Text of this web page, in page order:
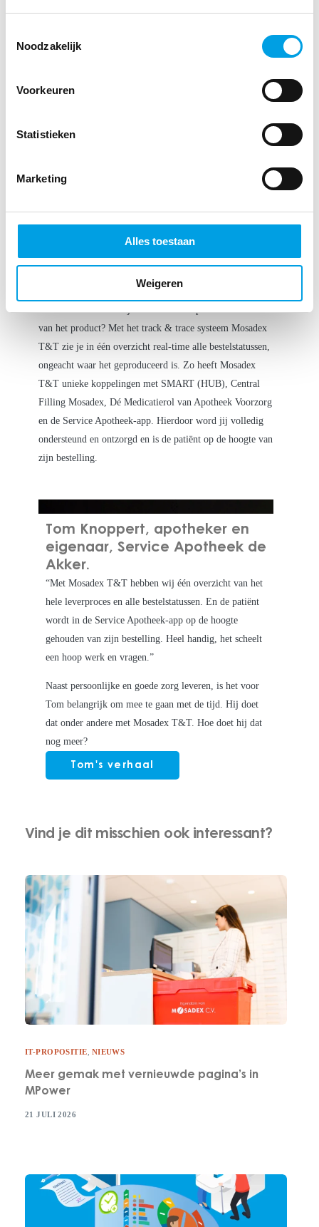
Noodzakelijk
Voorkeuren
Statistieken
Marketing
Alles toestaan
Weigeren
“De overgang om meer planbare orders in te sturen
besparen nu tijd en ik kan duidelijke afspraken maken
Filling Mosadex door te werken met planbare orders.
van het product? Met het track & trace systeem Mosadex
T&T zie je in één overzicht real-time alle bestelstatussen,
ongeacht waar het geproduceerd is. Zo heeft Mosadex
T&T unieke koppelingen met SMART (HUB), Central
Filling Mosadex, Dé Medicatierol van Apotheek Voorzorg
en de Service Apotheek-app. Hierdoor word jij volledig
ondersteund en ontzorgd en is de patiënt op de hoogte van
zijn bestelling.
Tom Knoppert, apotheker en
eigenaar, Service Apotheek de
Akker.
“Met Mosadex T&T hebben wij één overzicht van het
hele leverproces en alle bestelstatussen. En de patiënt
wordt in de Service Apotheek-app op de hoogte
gehouden van zijn bestelling. Heel handig, het scheelt
een hoop werk en vragen.”
Naast persoonlijke en goede zorg leveren, is het voor
Tom belangrijk om mee te gaan met de tijd. Hij doet
dat onder andere met Mosadex T&T. Hoe doet hij dat
nog meer?
Tom's verhaal
Vind je dit misschien ook interessant?
IT-PROPOSITIE NIEUWS
Meer gemak met vernieuwde pagina’s in
MPower
21 JULI 2026